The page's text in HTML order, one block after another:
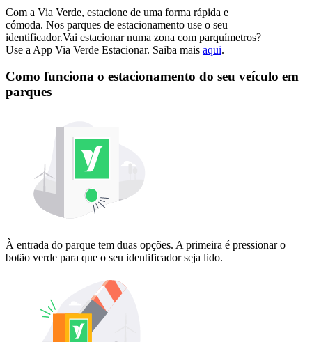
Com a Via Verde, estacione de uma forma rápida e
cómoda. Nos parques de estacionamento use o seu
identificador.Vai estacionar numa zona com parquímetros?
Use a App Via Verde Estacionar. Saiba mais aqui.
Como funciona o estacionamento do seu veículo em
parques
À entrada do parque tem duas opções. A primeira é pressionar o
botão verde para que o seu identificador seja lido.